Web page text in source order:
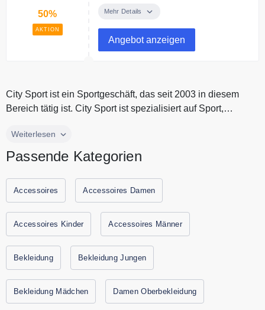
50%
AKTION
ausgewählte Artikel im Sale
Mehr Details
Angebot anzeigen
City Sport ist ein Sportgeschäft, das seit 2003 in diesem
Bereich tätig ist. City Sport ist spezialisiert auf Sport,
City Sport ist ein Sportgeschäft, das seit 2003 in diesem
Freizeitbekleidung und Schuhe für Damen, Herren und
Sportmarken und Luxusmarken wie Nike, Adidas, Armani,
Tommy Hilfiger und viele andere. Alle aktuellen Gutscheine
und Rabattaktionen von City Sport finden Sie immer hier auf
Weiterlesen
Passende Kategorien
Accessoires Accessoires Damen
Accessoires Kinder Accessoires Männer
Bekleidung Bekleidung Jungen
Bekleidung Mädchen Damen Oberbekleidung